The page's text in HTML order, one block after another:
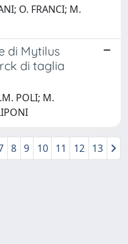
O. FRANCI; M.
di Mytilus
di taglia
POLI; M.
8 9 10 11 12 13